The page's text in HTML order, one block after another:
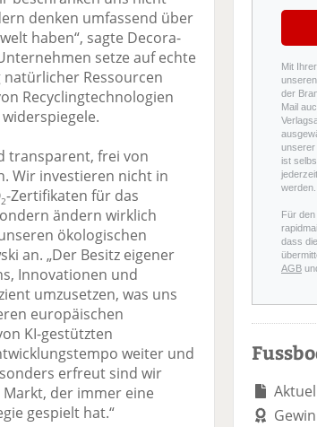
denken umfassend über
haben“, sagte Decora-
setze auf echte
Ressourcen
Recyclingtechnologien
transparent, frei von
Wir investieren nicht in
2-Zertifikaten für das
ändern wirklich
ökologischen
an. „Der Besitz eigener
Innovationen und
umzusetzen, was uns
europäischen
KI-gestützten
weiter und
erfreut sind wir
der immer eine
gespielt hat.“
Mit
der
Mail
unserer
ist
werden.
Für
dass
AGB